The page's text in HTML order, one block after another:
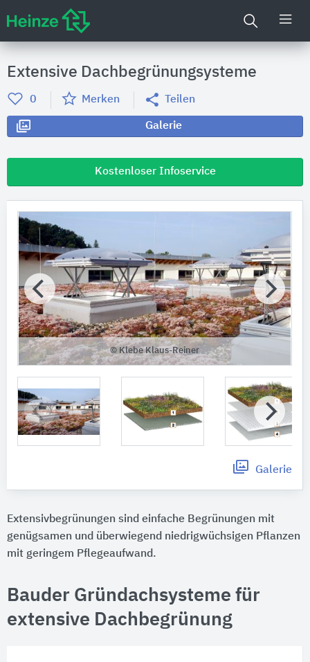
Extensive Dachbegrünungsysteme
0 Merken Teilen
Galerie
Kostenloser Infoservice
© Klebe Klaus-Reiner
Galerie
Extensivbegrünungen sind einfache Begrünungen mit
genügsamen und überwiegend niedrigwüchsigen Pflanzen
mit geringem Pflegeaufwand.
Bauder Gründachsysteme für
extensive Dachbegrünung